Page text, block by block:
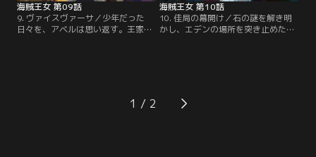
海賊王女 第09話
9. ヴァイスヴァーサ／少年だった
日々を、アベルは思い返す。王家の
まれていくのだが……。その頃フェ
ナは、回復した雪丸と共に、石から
海賊王女 第10話
10. 佳局の幕開け／石の謎を解き明
かし、エデンの場所を突き止めたフ
エデンなのか……？【提供：バンダ
イチャンネル】
1